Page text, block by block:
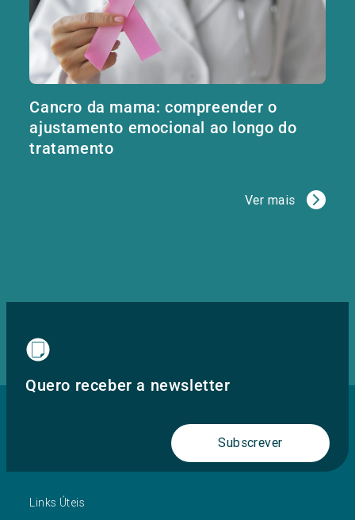
Cancro da mama: compreender o
ajustamento emocional ao longo do
tratamento
Ver mais
Quero receber a newsletter
Subscrever
Links Úteis